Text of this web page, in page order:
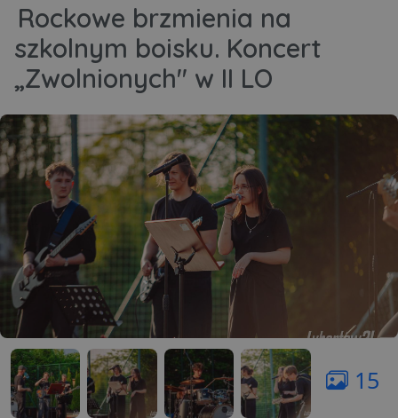
Rockowe brzmienia na
szkolnym boisku. Koncert
„Zwolnionych" w II LO
15